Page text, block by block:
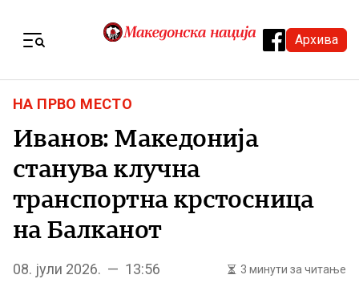
Архива
НА ПРВО МЕСТО
Иванов: Македонија
станува клучна
транспортна крстосница
на Балканот
08. јули 2026. — 13:56 3 минути за читање